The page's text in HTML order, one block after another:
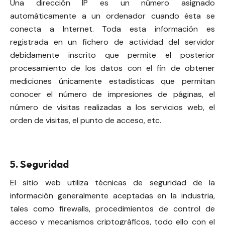
Una dirección IP es un número asignado
automáticamente a un ordenador cuando ésta se
conecta a Internet. Toda esta información es
registrada en un fichero de actividad del servidor
debidamente inscrito que permite el posterior
procesamiento de los datos con el fin de obtener
mediciones únicamente estadísticas que permitan
conocer el número de impresiones de páginas, el
número de visitas realizadas a los servicios web, el
orden de visitas, el punto de acceso, etc.
5. Seguridad
El sitio web utiliza técnicas de seguridad de la
información generalmente aceptadas en la industria,
tales como firewalls, procedimientos de control de
acceso y mecanismos criptográficos, todo ello con el